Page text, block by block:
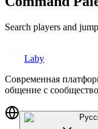
Search players and
Laby
Современная
общение с